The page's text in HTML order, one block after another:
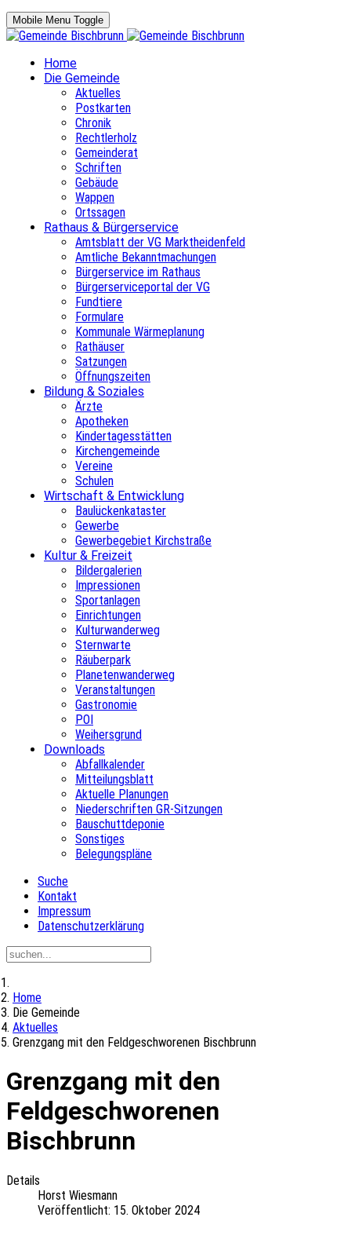
Mobile Menu Toggle
Home
Die Gemeinde
Aktuelles
Postkarten
Chronik
Rechtlerholz
Gemeinderat
Schriften
Gebäude
Wappen
Ortssagen
Rathaus & Bürgerservice
Amtsblatt der VG Marktheidenfeld
Amtliche Bekanntmachungen
Bürgerservice im Rathaus
Bürgerserviceportal der VG
Fundtiere
Formulare
Kommunale Wärmeplanung
Rathäuser
Satzungen
Öffnungszeiten
Bildung & Soziales
Ärzte
Apotheken
Kindertagesstätten
Kirchengemeinde
Vereine
Schulen
Wirtschaft & Entwicklung
Baulückenkataster
Gewerbe
Gewerbegebiet Kirchstraße
Kultur & Freizeit
Bildergalerien
Impressionen
Sportanlagen
Einrichtungen
Kulturwanderweg
Sternwarte
Räuberpark
Planetenwanderweg
Veranstaltungen
Gastronomie
POI
Weihersgrund
Downloads
Abfallkalender
Mitteilungsblatt
Aktuelle Planungen
Niederschriften GR-Sitzungen
Bauschuttdeponie
Sonstiges
Belegungspläne
Suche
Kontakt
Impressum
Datenschutzerklärung
Home
Die Gemeinde
Aktuelles
Grenzgang mit den Feldgeschworenen Bischbrunn
Grenzgang mit den
Feldgeschworenen
Bischbrunn
Details
Horst Wiesmann
Veröffentlicht: 15. Oktober 2024